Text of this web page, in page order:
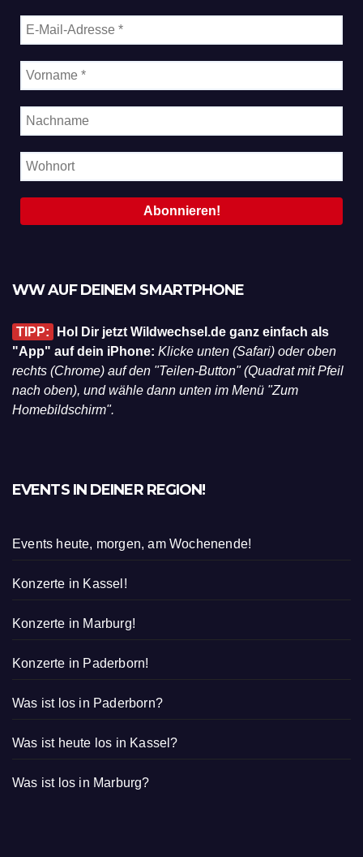
WW AUF DEINEM SMARTPHONE
TIPP:
Hol Dir jetzt Wildwechsel.de ganz einfach als
"App" auf dein iPhone: Klicke unten (Safari) oder oben
rechts (Chrome) auf den "Teilen-Button" (Quadrat mit Pfeil
nach oben), und wähle dann unten im Menü "Zum
Homebildschirm".
EVENTS IN DEINER REGION!
Events heute, morgen, am Wochenende!
Konzerte in Kassel!
Konzerte in Marburg!
Konzerte in Paderborn!
Was ist los in Paderborn?
Was ist heute los in Kassel?
Was ist los in Marburg?